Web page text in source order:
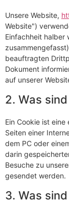
Unsere Website,
Website")
Einfachheit halber
beauftragten
Dokument
auf unserer
2. Was
Ein Cookie ist
Seiten einer
dem PC oder
darin
Besuche zu
gesendet werden.
3. Was